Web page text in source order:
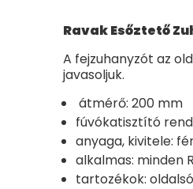
Ravak Esőztető
A fejzuhanyzót az
javasoljuk.
átmérő: 200 mm
fúvókatisztító
anyaga, kivitele:
alkalmas: minden
tartozékok: